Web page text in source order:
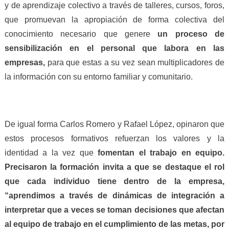
y de aprendizaje colectivo a través de talleres, cursos, foros,
que promuevan la apropiación de forma colectiva del
conocimiento necesario que genere un proceso de
sensibilización en el personal que labora en las
empresas,para que estas a su vez sean multiplicadores de
la información con su entorno familiar y comunitario.
De igual forma Carlos Romero y Rafael López, opinaron que
estos procesos formativos refuerzan los valores y la
identidad a la vez quefomentan el trabajo en equipo.
Precisaron la formación invita a que se destaque el rol
que cada individuo tiene dentro de la empresa,
“aprendimos a través de dinámicas de integración a
interpretar que a veces se toman decisiones que afectan
al equipo de trabajo en el cumplimiento de las metas, por